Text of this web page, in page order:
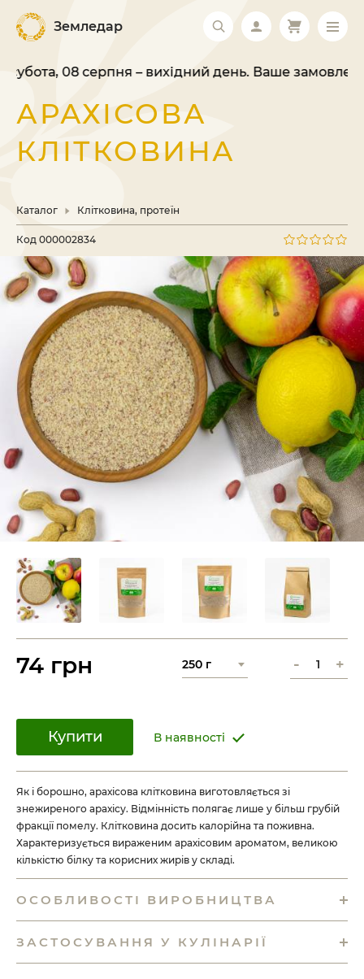
Земледар
08 серпня – вихідний день. Ваше
АРАХІСОВА
КЛІТКОВИНА
Каталог Клітковина, протеїн
Код 000002834
Як і борошно, арахісова клітковина виготовляється зі
знежиреного арахісу. Відмінність полягає лише у більш грубій
фракції помелу. Клітковина досить калорійна та поживна.
Характеризується вираженим арахісовим ароматом, великою
кількістю білку та корисних жирів у складі.
ОСОБЛИВОСТІ ВИРОБНИЦТВА
ЗАСТОСУВАННЯ У КУЛІНАРІЇ
74 грн - +
Купити В наявності